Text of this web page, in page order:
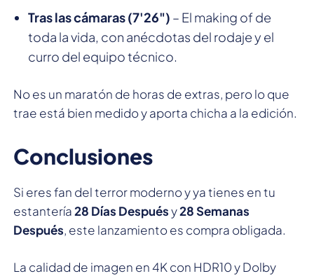
Tras las cámaras (7'26") – El making of de
toda la vida, con anécdotas del rodaje y el
curro del equipo técnico.
No es un maratón de horas de extras, pero lo que
trae está bien medido y aporta chicha a la edición.
Conclusiones
Si eres fan del terror moderno y ya tienes en tu
estantería28 Días Despuésy28 Semanas
Después, este lanzamiento es compra obligada.
La calidad de imagen en 4K con HDR10 y Dolby